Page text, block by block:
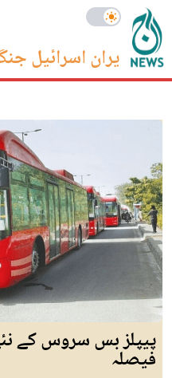
ایران اسرائیل
پیپلز بس سروس کے
فیصلہ